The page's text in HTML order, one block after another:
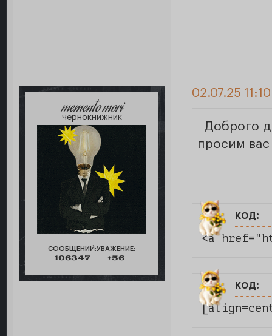
memento mori
чернокнижник
СООБЩЕНИЙ:
106347
УВАЖЕНИЕ:
+56
02.07.25
Доброго
просим
код:
<a
код: